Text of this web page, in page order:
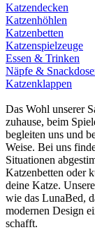
Katzendecken
Katzenhöhlen
Katzenbetten
Katzenspielzeuge
Essen & Trinken
Näpfe &
Katzenklappen
Das Wohl unserer
zuhause, beim
begleiten uns und
Weise. Bei uns
Situationen
Katzenbetten oder
deine Katze.
wie das LunaBed,
modernen Design
schafft.